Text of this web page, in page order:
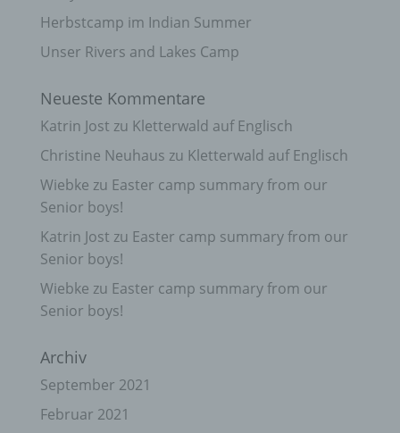
Herbstcamp im Indian Summer
Unser Rivers and Lakes Camp
Neueste Kommentare
Katrin Jost zu Kletterwald auf Englisch
Christine Neuhaus zu Kletterwald auf Englisch
Wiebke zu Easter camp summary from our
Senior boys!
Katrin Jost zu Easter camp summary from our
Senior boys!
Wiebke zu Easter camp summary from our
Senior boys!
Archiv
September 2021
Februar 2021